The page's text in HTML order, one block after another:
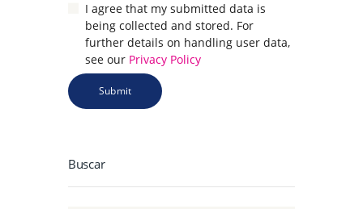
I agree that my submitted data is
being collected and stored. For
further details on handling user data,
see our Privacy Policy
Buscar